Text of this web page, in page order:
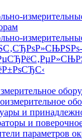
и
и
параметров